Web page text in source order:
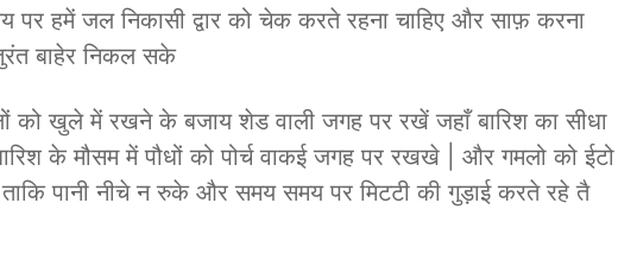
पर हमें जल निकासी द्वार को चेक करते रहना चाहिए और साफ़ करना
तुरंत बाहेर निकल सके
को खुले में रखने के बजाय शेड वाली जगह पर रखें जहाँ बारिश का सीधा
के मौसम में पौधों को पोर्च वाकई जगह पर रखखे | और गमलो को ईटो
पानी नीचे न रुके और समय समय पर मिटटी की गुड़ाई करते रहे तै